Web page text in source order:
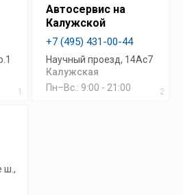
1 2
Автосервис на
Калужской
+7 (495) 431-00-44
Научный проезд, 14Ас7
Калужская
Пн–Вс.: 9:00 - 21:00
ш.,